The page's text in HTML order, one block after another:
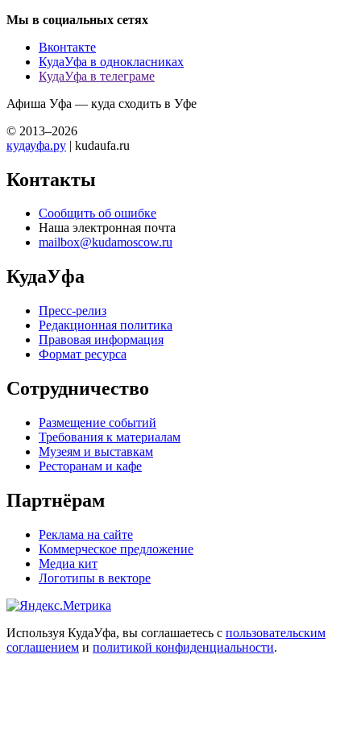
Мы в социальных сетях
Вконтакте
КудаУфа в однокласниках
КудаУфа в телеграме
Афиша Уфа — куда сходить в Уфе
© 2013–2026
кудауфа.ру | kudaufa.ru
Контакты
Сообщить об ошибке
Наша электронная почта
mailbox@kudamoscow.ru
КудаУфа
Пресс-релиз
Редакционная политика
Правовая информация
Формат ресурса
Сотрудничество
Размещение событий
Требования к материалам
Музеям и выставкам
Ресторанам и кафе
Партнёрам
Реклама на сайте
Коммерческое предложение
Медиа кит
Логотипы в векторе
Используя КудаУфа, вы соглашаетесь с пользовательским
соглашением и политикой конфиденциальности.